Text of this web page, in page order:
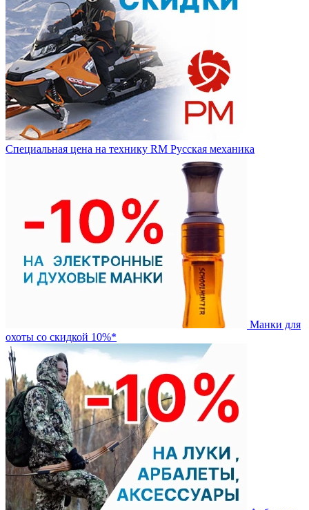
Специальная цена на технику RM Русская механика
Манки для
охоты со скидкой 10%*